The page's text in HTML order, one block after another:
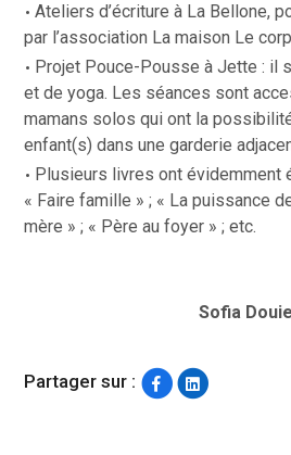
Ateliers d’écriture à La Bellone,
par l’association La maison Le
Projet Pouce-Pousse à Jette : il
et de yoga. Les séances sont
mamans solos qui ont la
enfant(s) dans une garderie
Plusieurs livres ont évidemment
« Faire famille » ; « La puissance
mère » ; « Père au foyer » ; etc.
Sofia
Partager sur :